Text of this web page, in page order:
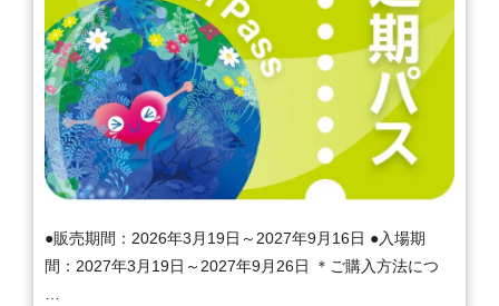
●販売期間：2026年3月19日～2027年9月16日 ●入場期
間：2027年3月19日～2027年9月26日 ＊ご購入方法につ